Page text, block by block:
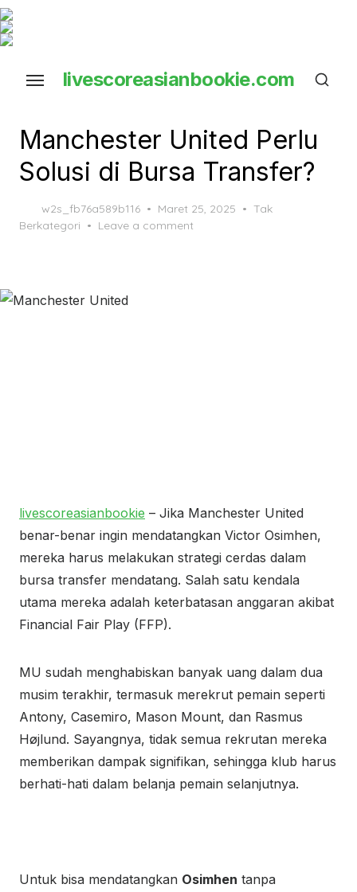
Skip
to
content
livescoreasianbookie.com
Manchester United Perlu
Solusi di Bursa Transfer?
w2s_fb76a589b116
Posted
on
Maret 25, 2025
Tak
Berkategori
Leave a comment
livescoreasianbookie – Jika Manchester United
benar-benar ingin mendatangkan Victor Osimhen,
mereka harus melakukan strategi cerdas dalam
bursa transfer mendatang. Salah satu kendala
utama mereka adalah keterbatasan anggaran akibat
Financial Fair Play (FFP).
MU sudah menghabiskan banyak uang dalam dua
musim terakhir, termasuk merekrut pemain seperti
Antony, Casemiro, Mason Mount, dan Rasmus
Højlund. Sayangnya, tidak semua rekrutan mereka
memberikan dampak signifikan, sehingga klub harus
berhati-hati dalam belanja pemain selanjutnya.
Untuk bisa mendatangkan Osimhen tanpa